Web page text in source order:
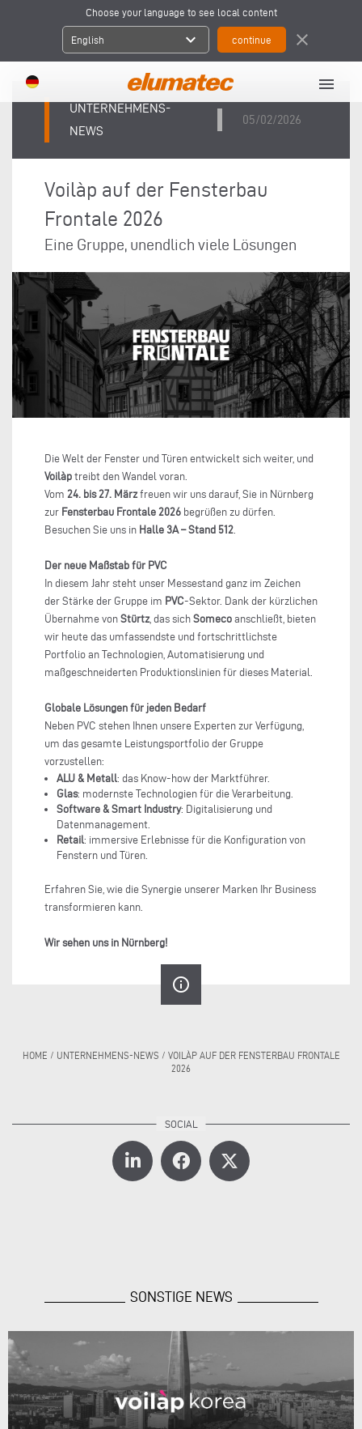
Choose your language to see local content
English expand_more close
menu
UNTERNEHMENS-
NEWS
05/02/2026
Voilàp auf der Fensterbau
Frontale 2026
Eine Gruppe, unendlich viele Lösungen
Die Welt der Fenster und Türen entwickelt sich weiter, und
Voilàp treibt den Wandel voran.
Vom 24. bis 27. März freuen wir uns darauf, Sie in Nürnberg
zur Fensterbau Frontale 2026 begrüßen zu dürfen.
Besuchen Sie uns in Halle 3A – Stand 512
Der neue Maßstab für PVC
In diesem Jahr steht unser Messestand ganz im Zeichen
der Stärke der Gruppe im PVC-Sektor. Dank der kürzlichen
Übernahme von Stürtz , das sich Someco anschließt, bieten
wir heute das umfassendste und fortschrittlichste
Portfolio an Technologien, Automatisierung und
maßgeschneiderten Produktionslinien für dieses Material.
Globale Lösungen für jeden Bedarf
Neben PVC stehen Ihnen unsere Experten zur Verfügung,
um das gesamte Leistungsportfolio der Gruppe
vorzustellen:
ALU & Metall: das Know-how der Marktführer.
Glas: modernste Technologien für die Verarbeitung.
Software & Smart Industry: Digitalisierung und
Datenmanagement.
Retail: immersive Erlebnisse für die Konfiguration von
Fenstern und Türen.
Erfahren Sie, wie die Synergie unserer Marken Ihr Business
transformieren kann.
Wir sehen uns in Nürnberg!
info_outline
HOME / UNTERNEHMENS-NEWS / VOILÀP AUF DER FENSTERBAU FRONTALE
2026
SONSTIGE NEWS